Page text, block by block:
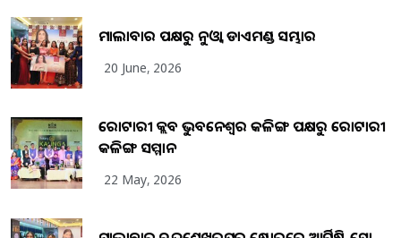
ମାଲାବାର ପକ୍ଷରୁ ନୁଓ୍ବା ଡାଏମଣ୍ଡ ସମ୍ଭାର
20 June, 2026
ରୋଟାରୀ କ୍ଲବ ଭୁବନେଶ୍ୱର କଳିଙ୍ଗ ପକ୍ଷରୁ ରୋଟାରୀ
କଳିଙ୍ଗ ସମ୍ମାନ
22 May, 2026